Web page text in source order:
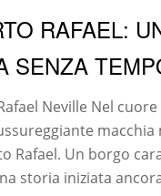
RAFAEL:
SENZA
Neville Nel
Rafael. Un borgo
storia iniziata